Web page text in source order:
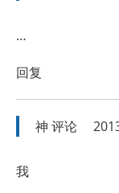
…
回复
神 评论
我